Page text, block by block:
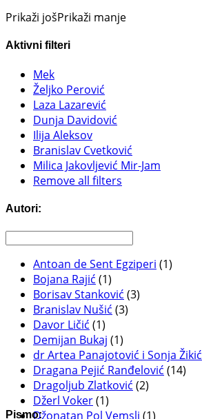
Prikaži jošPrikaži manje
Aktivni filteri
Mek
Željko Perović
Laza Lazarević
Dunja Davidović
Ilija Aleksov
Branislav Cvetković
Milica Jakovljević Mir-Jam
Remove all filters
Autori:
Antoan de Sent Egziperi (1)
Bojana Rajić (1)
Borisav Stanković (3)
Branislav Nušić (3)
Davor Ličić (1)
Demijan Bukaj (1)
dr Artea Panajotović i Sonja Žikić
Dragana Pejić Ranđelović (14)
Dragoljub Zlatković (2)
Džerl Voker(1)
Džonatan Pol Vemsli (1)
Pismo: